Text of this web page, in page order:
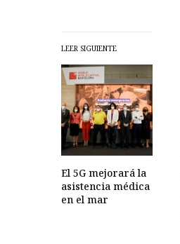
LEER SIGUIENTE
El 5G mejorará la
asistencia médica
en el mar